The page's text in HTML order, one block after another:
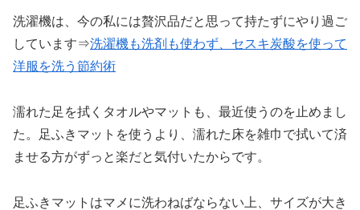
洗濯機は、今の私には贅沢品だと思って持たずにやり過ご
しています⇒洗濯機も洗剤も使わず、セスキ炭酸を使って
洋服を洗う節約術
濡れた足を拭くタオルやマットも、最近使うのを止めまし
た。足ふきマットを使うより、濡れた床を雑巾で拭いて済
ませる方がずっと楽だと気付いたからです。
足ふきマットはマメに洗わねばならない上、サイズが大き